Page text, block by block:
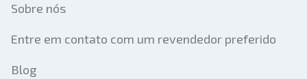
Sobre nós
Entre em contato com um revendedor preferido
Blog